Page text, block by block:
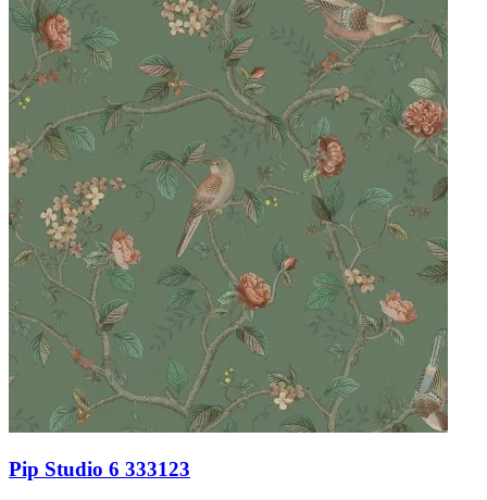
Pip Studio 6 333123